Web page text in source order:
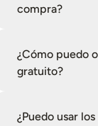
compra?
¿Cómo puedo
gratuito?
¿Puedo usar